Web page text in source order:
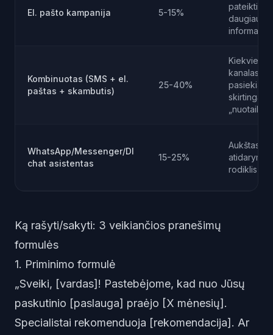
El. pašto kampanija 5-15%
pateikti
daugiau
Kombinuotas (SMS + el.
paštas + skambutis)
25-40%
Kiekvienas
kanalas
pasiekia
skirtingą
„nuotaiką“
WhatsApp/Messenger/DI
chat asistentas
15-25%
Aukštas
atidarymo
rodiklis
Ką rašyti/sakyti: 3 veikiančios pranešimų
formulės
1. Priminimo formulė
„Sveiki, [vardas]! Pastebėjome, kad nuo Jūsų
paskutinio [paslauga] praėjo [X mėnesių].
Specialistai rekomenduoja [rekomendacija]. Ar